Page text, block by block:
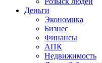
Деньги
Экономика
Бизнес
Финансы
АПК
Недвижимость